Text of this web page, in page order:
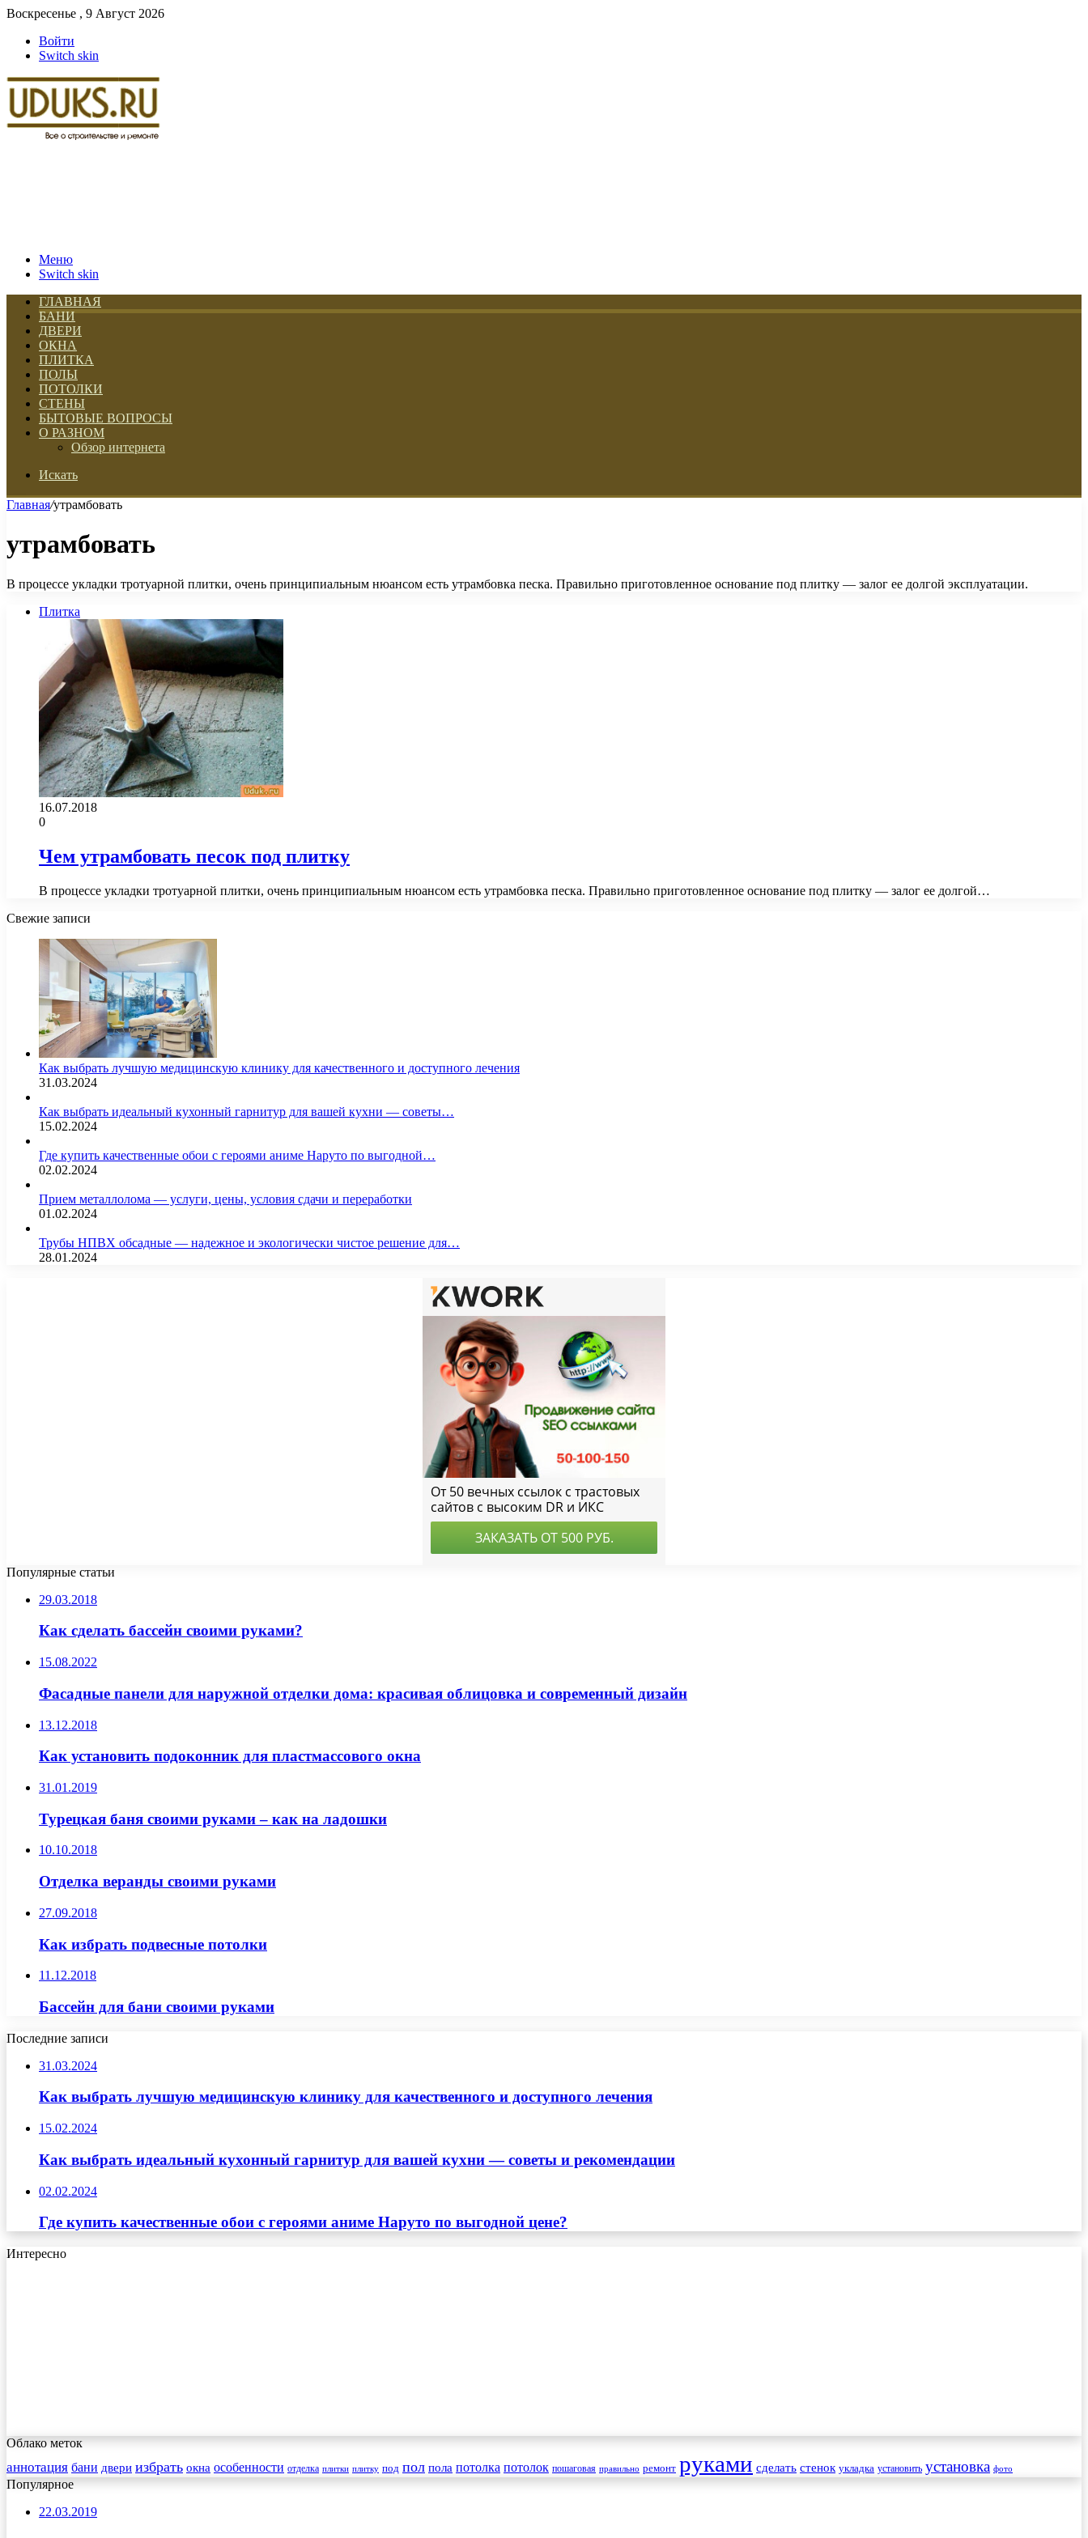
Воскресенье , 9 Август 2026
Войти
Switch skin
Меню
Switch skin
ГЛАВНАЯ
БАНИ
ДВЕРИ
ОКНА
ПЛИТКА
ПОЛЫ
ПОТОЛКИ
СТЕНЫ
БЫТОВЫЕ ВОПРОСЫ
О РАЗНОМ
Обзор интернета
Искать
Главная/утрамбовать
утрамбовать
В процессе укладки тротуарной плитки, очень принципиальным нюансом есть утрамбовка песка. Правильно приготовленное основание под плитку — залог ее долгой эксплуатации.
Плитка
16.07.2018
0
Чем утрамбовать песок под плитку
В процессе укладки тротуарной плитки, очень принципиальным нюансом есть утрамбовка песка. Правильно приготовленное основание под плитку — залог ее долгой…
Свежие записи
Как выбрать лучшую медицинскую клинику для качественного и доступного лечения
31.03.2024
Как выбрать идеальный кухонный гарнитур для вашей кухни — советы…
15.02.2024
Где купить качественные обои с героями аниме Наруто по выгодной…
02.02.2024
Прием металлолома — услуги, цены, условия сдачи и переработки
01.02.2024
Трубы НПВХ обсадные — надежное и экологически чистое решение для…
28.01.2024
Популярные статьи
29.03.2018
Как сделать бассейн своими руками?
15.08.2022
Фасадные панели для наружной отделки дома: красивая облицовка и современный дизайн
13.12.2018
Как установить подоконник для пластмассового окна
31.01.2019
Турецкая баня своими руками – как на ладошки
10.10.2018
Отделка веранды своими руками
27.09.2018
Как избрать подвесные потолки
11.12.2018
Бассейн для бани своими руками
Последние записи
31.03.2024
Как выбрать лучшую медицинскую клинику для качественного и доступного лечения
15.02.2024
Как выбрать идеальный кухонный гарнитур для вашей кухни — советы и рекомендации
02.02.2024
Где купить качественные обои с героями аниме Наруто по выгодной цене?
Интересно
Облако меток
аннотация бани двери избрать окна особенности отделка плитки плитку под пол пола потолка потолок пошаговая правильно ремонт руками сделать стенок укладка установить установка фото
Популярное
22.03.2019